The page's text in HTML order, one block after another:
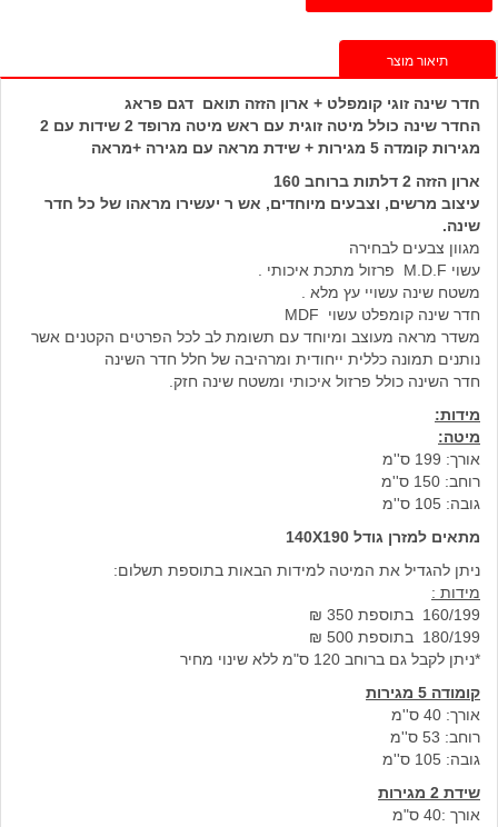
תיאור מוצר
חדר שינה זוגי קומפלט + ארון הזזה תואם דגם פראג
החדר שינה כולל מיטה זוגית עם ראש מיטה מרופד 2 שידות עם 2
מגירות קומדה 5 מגירות + שידת מראה עם מגירה +מראה
ארון הזזה 2 דלתות ברוחב 160
עיצוב מרשים, וצבעים מיוחדים, אש ר יעשירו מראהו של כל חדר
שינה.
מגוון צבעים לבחירה
עשוי M.D.F פרזול מתכת איכותי .
משטח שינה עשויי עץ מלא .
חדר שינה קומפלט עשוי MDF
משדר מראה מעוצב ומיוחד עם תשומת לב לכל הפרטים הקטנים אשר
נותנים תמונה כללית ייחודית ומרהיבה של חלל חדר השינה
חדר השינה כולל פרזול איכותי ומשטח שינה חזק.
מידות:
מיטה:
אורך: 199 ס''מ
רוחב: 150 ס''מ
גובה: 105 ס''מ
מתאים למזרן גודל 140X190
ניתן להגדיל את המיטה למידות הבאות בתוספת תשלום:
מידות :
160/199 בתוספת 350 ₪
180/199 בתוספת 500 ₪
*ניתן לקבל גם ברוחב 120 ס"מ ללא שינוי מחיר
קומודה 5 מגירות
אורך: 40 ס''מ
רוחב: 53 ס''מ
גובה: 105 ס''מ
שידת 2 מגירות
אורך :40 ס"מ